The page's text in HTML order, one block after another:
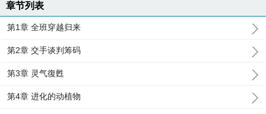
章节列表
第1章 全班穿越归来
第2章 交手谈判筹码
第3章 灵气復甦
第4章 进化的动植物